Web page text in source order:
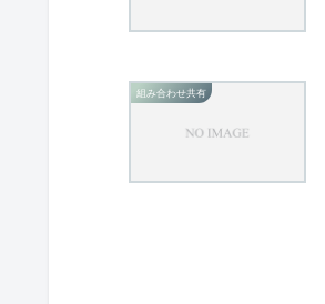
組み合わせ共有